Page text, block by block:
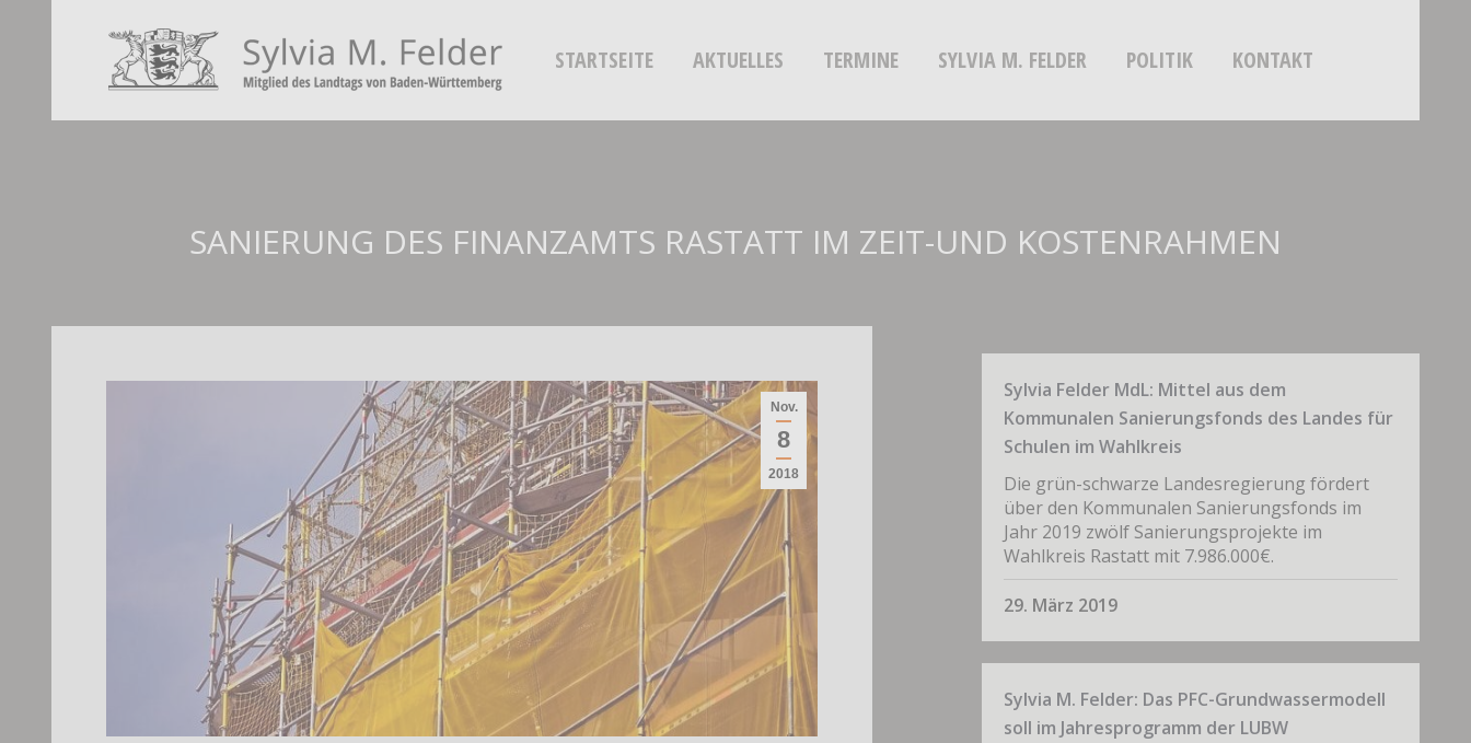
STARTSEITE AKTUELLES TERMINE SYLVIA M. FELDER POLITIK KONTAKT
SANIERUNG DES FINANZAMTS RASTATT IM ZEIT-UND KOSTENRAHMEN
Nov.
8
2018
Sylvia Felder MdL: Mittel aus dem
Kommunalen Sanierungsfonds des Landes für
Schulen im Wahlkreis
Die grün-schwarze Landesregierung fördert
über den Kommunalen Sanierungsfonds im
Jahr 2019 zwölf Sanierungsprojekte im
Wahlkreis Rastatt mit 7.986.000€.
29. März 2019
Sylvia M. Felder: Das PFC-Grundwassermodell
soll im Jahresprogramm der LUBW